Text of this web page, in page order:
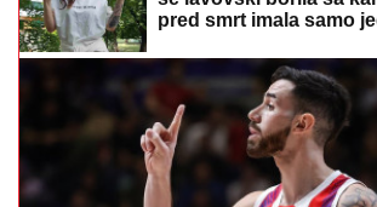
Rekao sam da je nemoguće da
Vildoza se prisetio izjave, pa poslao
NOVI NADAL GAZI SVE
SOBOM!
Španac
otišao u četvrtfinale